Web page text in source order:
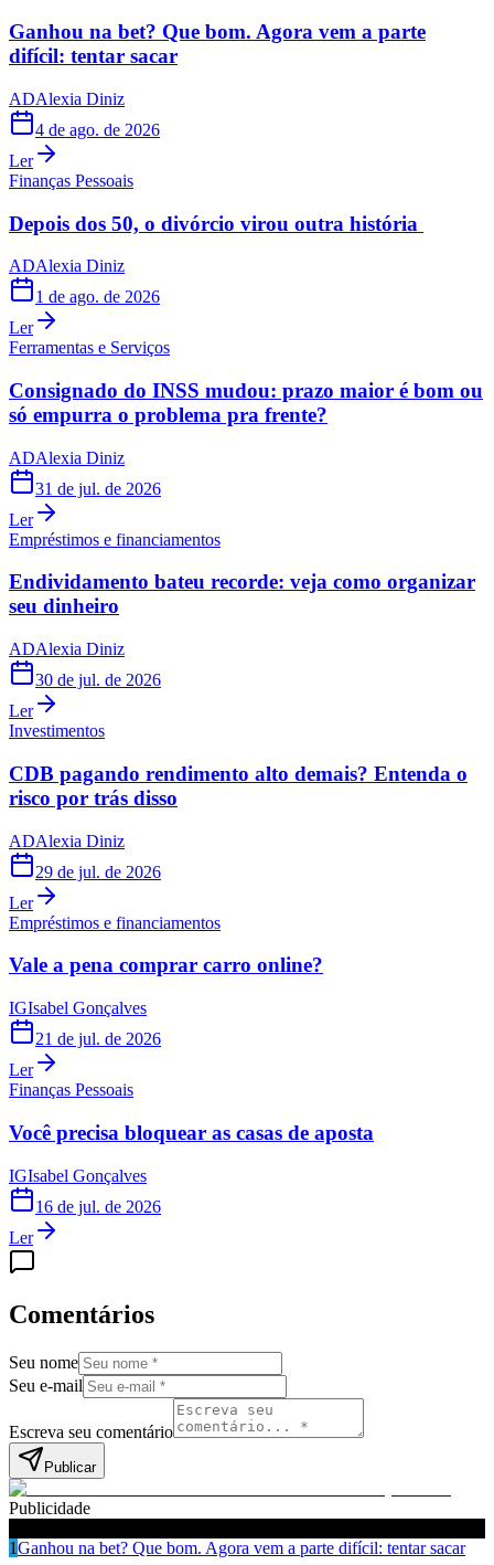
Ganhou na bet? Que bom. Agora vem a parte
difícil: tentar sacar
ADAlexia Diniz
4 de ago. de 2026
Ler
Finanças Pessoais
Depois dos 50, o divórcio virou outra história
ADAlexia Diniz
1 de ago. de 2026
Ler
Ferramentas e Serviços
Consignado do INSS mudou: prazo maior é bom ou
só empurra o problema pra frente?
ADAlexia Diniz
31 de jul. de 2026
Ler
Empréstimos e financiamentos
Endividamento bateu recorde: veja como organizar
seu dinheiro
ADAlexia Diniz
30 de jul. de 2026
Ler
Investimentos
CDB pagando rendimento alto demais? Entenda o
risco por trás disso
ADAlexia Diniz
29 de jul. de 2026
Ler
Empréstimos e financiamentos
Vale a pena comprar carro online?
IGIsabel Gonçalves
21 de jul. de 2026
Ler
Finanças Pessoais
Você precisa bloquear as casas de aposta
IGIsabel Gonçalves
16 de jul. de 2026
Ler
Comentários
Seu nome
Seu e-mail
Escreva seu comentário
Publicar
Publicidade
1Ganhou na bet? Que bom. Agora vem a parte difícil: tentar sacar